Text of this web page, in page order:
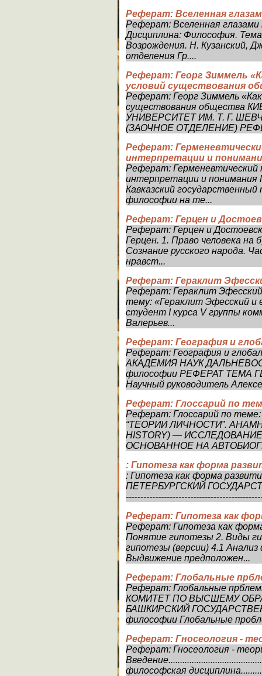
Реферат: Вселенная
Реферат: Вселенная
Дисциплина: Философия.
Возрождения. Н. Кузанский,
отделения Гр....
Реферат: Георг Зиммель
условий существования
Реферат: Георг Зиммель
существования общества
УНИВЕРСИТЕТ ИМ. Т. Г.
(ЗАОЧНОЕ ОТДЕЛЕНИЕ)
Реферат:
интерпретации и
Реферат: Герменевтический
интерпретации и понимания
Кавказский
философии на те...
Реферат: Герцен и
Реферат: Герцен и
Герцен. 1. Право человека на
Сознание русского народа.
нравст...
Реферат: Гераклит
Реферат: Гераклит
тему: «Гераклит Эфесский и
студент I курса V группы
Валерьев...
Реферат: География и
Реферат: География и
АКАДЕМИЯ НАУК
философии РЕФЕРАТ ТЕМА
Научный руководитель
Реферат: Глоссарий по
Реферат: Глоссарий по
“ТЕОРИИ ЛИЧНОСТИ”.
HISTORY) —
ОСНОВАННОЕ НА
: Гипотеза как форма
: Гипотеза как форма
ПЕТЕРБУРГСКИЙ
Реферат: Гипотеза как
Реферат: Гипотеза как
Понятие гипотезы 2. Виды
гипотезы (версии) 4.1
Выдвижение предположен...
Реферат: Глобальные
Реферат: Глобальные
КОМИТЕТ ПО ВЫСШЕМУ
БАШКИРСКИЙ
философии Глобальные
Реферат: Гносеология -
Реферат: Гносеология -
философская